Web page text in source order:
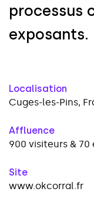
processus
exposants.
Localisation
Cuges-les-Pins,
Affluence
900 visiteurs &
Site
www.okcorral.fr